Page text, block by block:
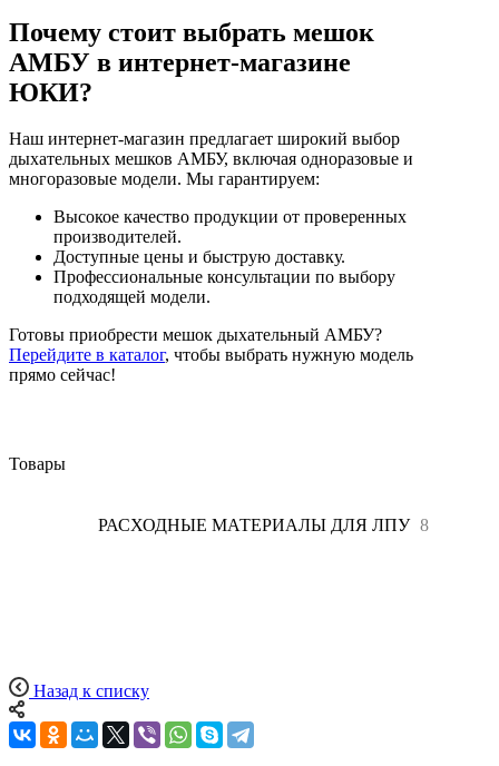
Почему стоит выбрать мешок
АМБУ в интернет-магазине
ЮКИ?
Наш интернет-магазин предлагает широкий выбор
дыхательных мешков АМБУ, включая одноразовые и
многоразовые модели. Мы гарантируем:
Высокое качество продукции от проверенных
производителей.
Доступные цены и быструю доставку.
Профессиональные консультации по выбору
подходящей модели.
Готовы приобрести мешок дыхательный АМБУ?
Перейдите в каталог, чтобы выбрать нужную модель
прямо сейчас!
Товары
РАСХОДНЫЕ МАТЕРИАЛЫ ДЛЯ ЛПУ 8
Назад к списку